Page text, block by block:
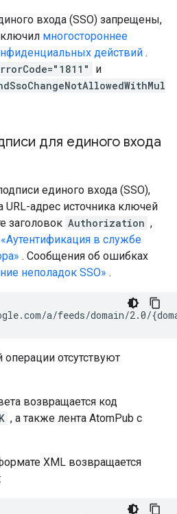
входа (SSO) запрещены,
многостороннее
действий .
и
для единого входа
единого входа (SSO),
URL-адрес источника ключей
заголовок Authorization ,
в службе
. Сообщения об ошибках
неполадок SSO» .
операции отсутствуют
возвращается код
, а также лента AtomPub с
XML возвращается
: